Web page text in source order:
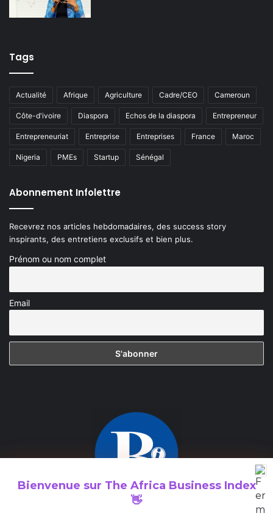
Bienvenue sur The Africa Business Index
👋
Tags
Actualité Afrique Agriculture Cadre/CEO Cameroun
Côte-d'ivoire Diaspora Echos de la diaspora Entrepreneur
Entrepreneuriat Entreprise Entreprises France Maroc
Nigeria PMEs Startup Sénégal
Abonnement Infolettre
Recevrez nos articles hebdomadaires, des success story
inspirants, des entretiens exclusifs et bien plus.
Prénom ou nom complet
Email